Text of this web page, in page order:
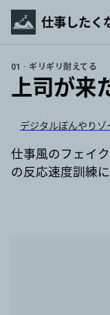
仕事したく
01 · ギリギリ耐えてる
上司が来
デジタルぼんやりゾ
仕事風のフェイ
の反応速度訓練